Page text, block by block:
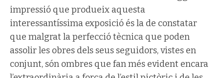
impressió que produeix aquesta
interessantíssima exposició és la de constatar
que malgrat la perfecció tècnica que poden
assolir les obres dels seus seguidors, vistes en
conjunt, són ombres que fan més evident encara